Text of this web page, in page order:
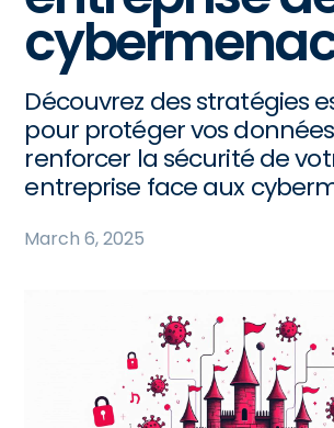
Découvrez des stratégies
pour protéger vos
renforcer la sécurité de
entreprise face aux
March 6, 2025